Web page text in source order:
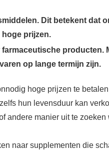
Dit betekent dat
prijzen.
producten.
op lange termijn zijn.
hoge prijzen te
hun levensduur kan
andere manier uit te
naar supplementen die